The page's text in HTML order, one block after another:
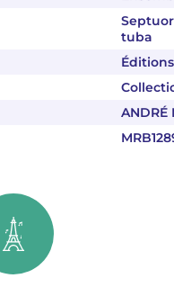
tuba
ANDRÉ